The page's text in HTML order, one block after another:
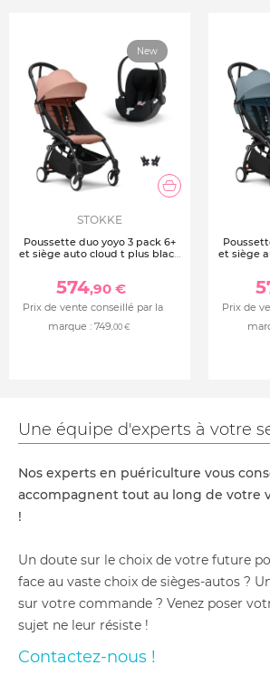
Entretien : Housses en tissu lavables
Conforme à la norme RCE R129/03 - I-
New
STOKKE
Poussette duo yoyo 3 pack 6+
et siège auto cloud t plus black
574,90 €
Prix de vente conseillé par la
marque : 749,00 €
et siège
Prix de
Une équipe d'experts à votre
Nos experts en puériculture vous
accompagnent tout au long de votre
!
Un doute sur le choix de votre future
face au vaste choix de sièges-autos ?
sur votre commande ? Venez poser
sujet ne leur résiste !
Contactez-nous !